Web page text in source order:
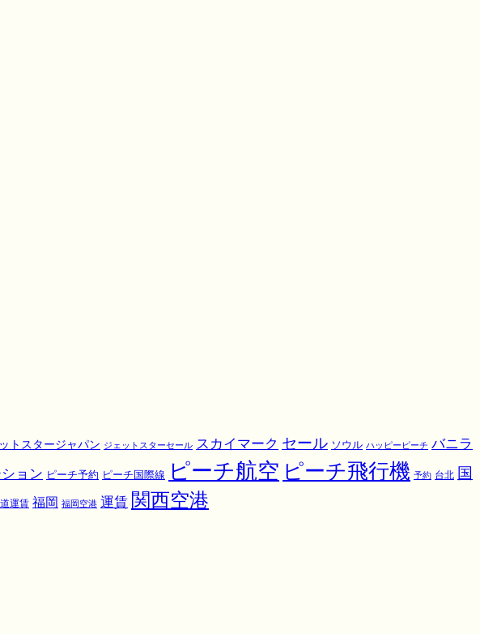
トスタージャパン ジェットスターセール スカイマーク セール ソウル ハッピーピーチ バニラ
ョン ピーチ予約 ピーチ国際線 ピーチ航空 ピーチ飛行機 予約 台北 国
運賃 福岡 福岡空港 運賃 関西空港